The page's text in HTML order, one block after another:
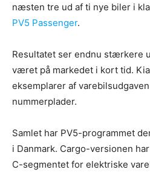
næsten tre ud af ti nye biler i
PV5 Passenger.
Resultatet ser endnu stærkere
været på markedet i kort tid.
eksemplarer af
nummerplader.
Samlet har PV5-programmet
i Danmark. Cargo-versionen
C-segmentet for elektriske